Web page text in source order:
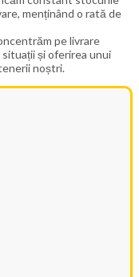
menținând o rată de
pe livrare
și oferirea unui
noștri.